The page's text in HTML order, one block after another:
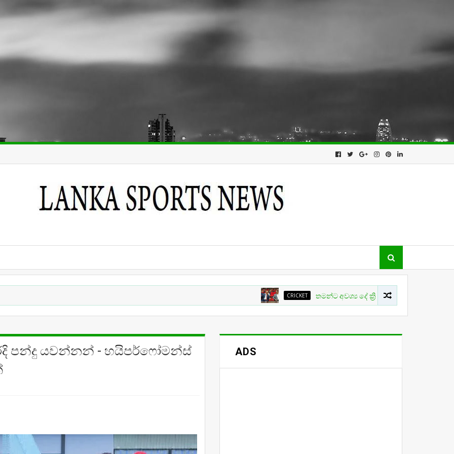
CRICKET තමන්ට අවශ්‍ය දේ ක්‍රිකට් වල සිදු නොවීම ගැන ක්‍රීඩා ඇමති
පන්දු යවන්නන් - හයිපර්ෆෝමන්ස්
ADS